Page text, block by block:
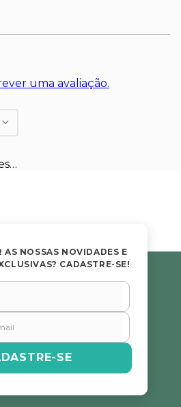
uma avaliação.
AS NOSSAS NOVIDADES E
CADASTRE-SE!
SE